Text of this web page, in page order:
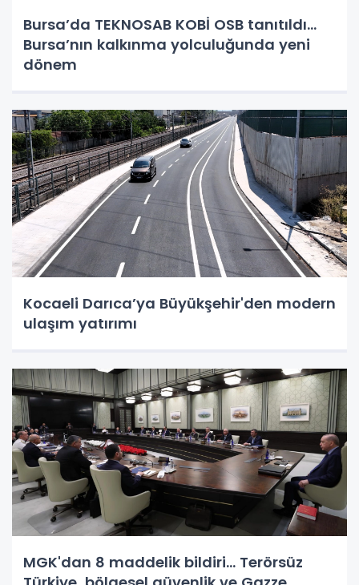
Bursa’da TEKNOSAB KOBİ OSB tanıtıldı...
Bursa’nın kalkınma yolculuğunda yeni
dönem
Kocaeli Darıca’ya Büyükşehir'den modern
ulaşım yatırımı
MGK'dan 8 maddelik bildiri... Terörsüz